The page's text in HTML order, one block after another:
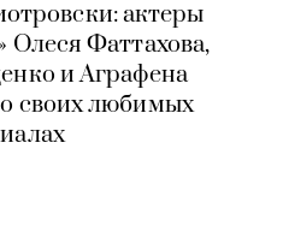
актеры
Олеся Фаттахова,
и Аграфена
своих любимых